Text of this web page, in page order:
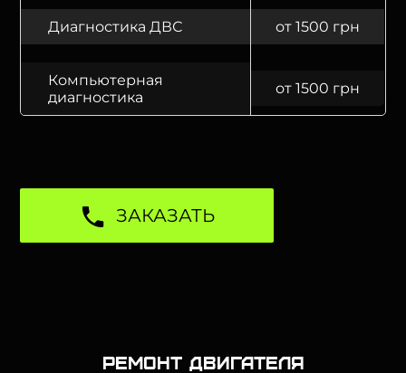
Диагностика ДВС от 1500 грн
Компьютерная
диагностика
от 1500 грн
ЗАКАЗАТЬ
Ремонт двигателя